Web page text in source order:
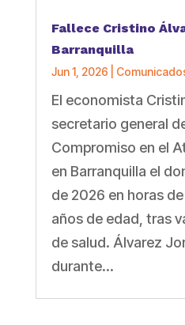
Fallece Cristino
Barranquilla
Jun 1, 2026
El economista
secretario general
Compromiso en el
en Barranquilla el
de 2026 en horas
años de edad, tras
de salud. Álvarez
durante...